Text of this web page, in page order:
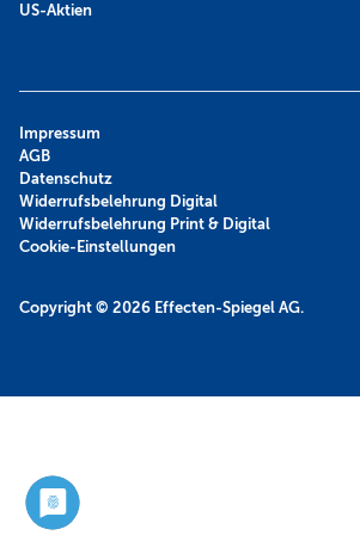
US-Aktien
Copyright © 2026 Effecten-Spiegel AG.
Impressum
AGB
Datenschutz
Widerrufsbelehrung Digital
Widerrufsbelehrung Print & Digital
Cookie-Einstellungen